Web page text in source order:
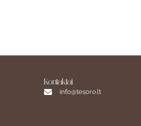
Kontaktai
info@tesoro.lt